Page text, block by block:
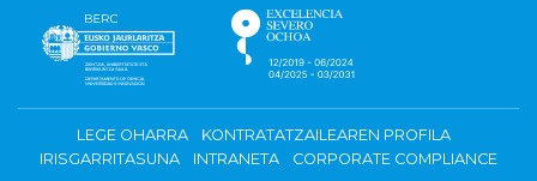
LEGE OHARRA
KONTRATATZAILEAREN PROFILA
IRISGARRITASUNA
INTRANETA CORPORATE COMPLIANCE